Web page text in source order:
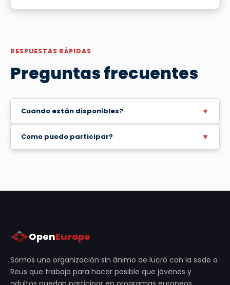
RESPUESTAS RÁPIDAS
Preguntas frecuentes
Cuando están disponibles?
▼
Como puedo participar?
▼
posaremos en contacto contigo para hacer una
OpenEurope
Somos una organización sin ánimo de lucro con la sede a
Reus que trabaja para hacer posible que jóvenes y